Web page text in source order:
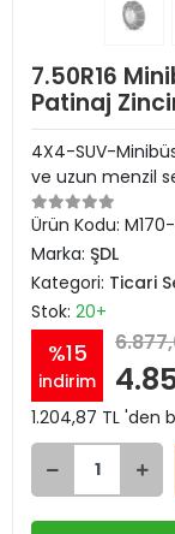
7.50R16
Patinaj
4X4-SUV-
ve uzun menzil
Ürün Kodu:
Marka: ŞDL
Kategori: Ticari
Stok: 20+
%15
indirim
1.204,87 TL 'den